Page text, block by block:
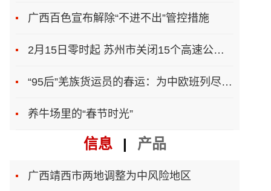
广西百色宣布解除“不进不出”管控措施
2月15日零时起 苏州市关闭15个高速公路入口
“95后”羌族货运员的春运：为中欧班列尽一份力
养牛场里的“春节时光”
信息 | 产品
广西靖西市两地调整为中风险地区